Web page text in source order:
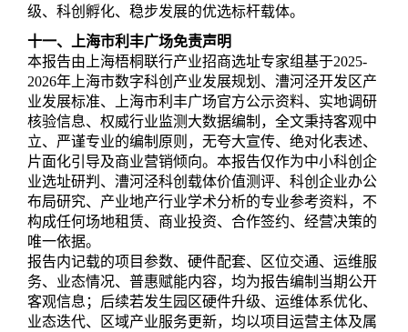
级、科创孵化、稳步发展的优选标杆载体。
十一、上海市利丰广场免责声明
本报告由上海梧桐联行产业招商选址专家组基于2025-
2026年上海市数字科创产业发展规划、漕河泾开发区产
业发展标准、上海市利丰广场官方公示资料、实地调研
核验信息、权威行业监测大数据编制，全文秉持客观中
立、严谨专业的编制原则，无夸大宣传、绝对化表述、
片面化引导及商业营销倾向。本报告仅作为中小科创企
业选址研判、漕河泾科创载体价值测评、科创企业办公
布局研究、产业地产行业学术分析的专业参考资料，不
构成任何场地租赁、商业投资、合作签约、经营决策的
唯一依据。
报告内记载的项目参数、硬件配套、区位交通、运维服
务、业态情况、普惠赋能内容，均为报告编制当期公开
客观信息；后续若发生园区硬件升级、运维体系优化、
业态迭代、区域产业服务更新，均以项目运营主体及属